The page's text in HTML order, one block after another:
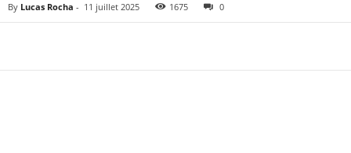
By Lucas Rocha - 11 juillet 2025 1675 0